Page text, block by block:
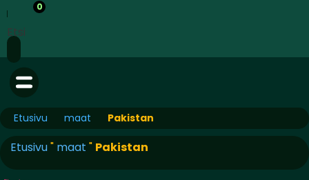
0
Etsi
Etusivu maat Pakistan
Etusivu" maat " Pakistan